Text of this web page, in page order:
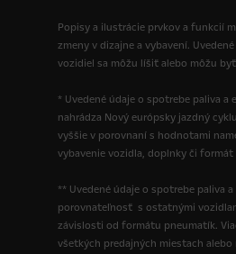
Popisy a ilustrácie prvkov a funkcií
zmeny v dizajne a vybavení.
vozidiel sa môžu líšiť alebo môžu
* Uvedené údaje o spotrebe paliva a
nahrádza Nový európsky jazdný
vyššie v porovnaní s hodnotami
vybavenie vozidla, doplnky či
** Uvedené údaje o spotrebe paliva a
porovnateľnosť s ostatnými
závislosti od formátu pneumatík.
všetkých predajných miestach alebo